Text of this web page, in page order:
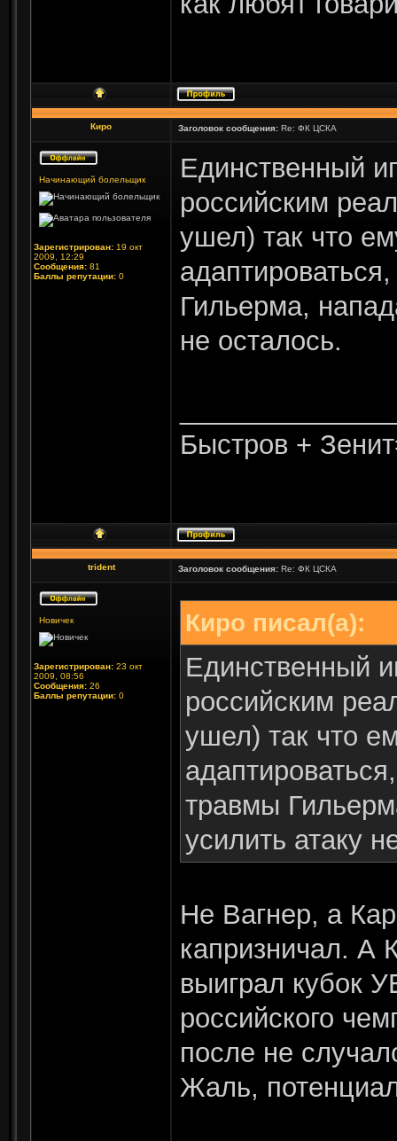
Киро Заголовок сообщения: Re: ФК ЦСКА
Начинающий болельщик
Зарегистрирован: 19 окт
2009, 12:29
Сообщения: 81
Баллы репутации: 0
Единственный
российским
ушел) так что
Гильерма,
не осталось.
Быстров +
trident Заголовок сообщения: Re: ФК ЦСКА
Новичек
Зарегистрирован: 23 окт
2009, 08:56
Сообщения: 26
Баллы репутации: 0
Киро писал(а):
Единственный
российским
ушел) так что
травмы
усилить атаку
Не Вагнер, а
капризничал. А
выиграл кубок
российского
после не
Жаль,